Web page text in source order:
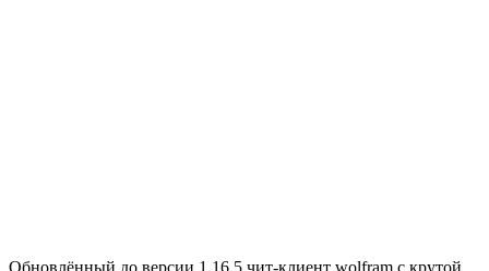
Обновлённый до версии 1.16.5 чит-клиент wolfram с крутой